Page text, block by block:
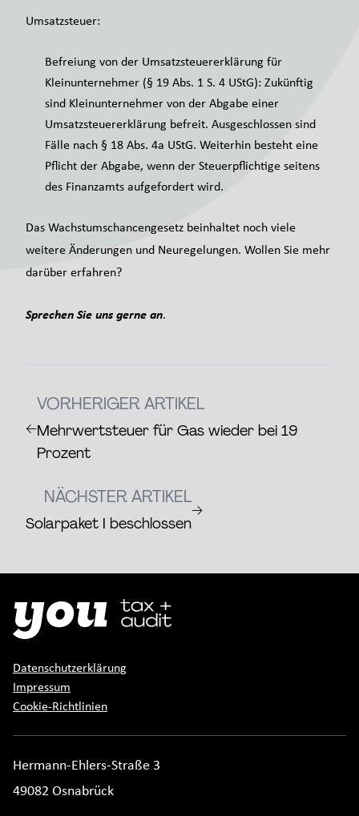
Umsatzsteuer:
Befreiung von der Umsatzsteuererklärung für
Kleinunternehmer (§ 19 Abs. 1 S. 4 UStG): Zukünftig
sind Kleinunternehmer von der Abgabe einer
Umsatzsteuererklärung befreit. Ausgeschlossen sind
Fälle nach § 18 Abs. 4a UStG. Weiterhin besteht eine
Pflicht der Abgabe, wenn der Steuerpflichtige seitens
des Finanzamts aufgefordert wird.
Das Wachstumschancengesetz beinhaltet noch viele
weitere Änderungen und Neuregelungen. Wollen Sie mehr
darüber erfahren?
Sprechen Sie uns gerne an.
←
VORHERIGER ARTIKEL
Mehrwertsteuer für Gas wieder bei 19
Prozent
NÄCHSTER ARTIKEL
Solarpaket I beschlossen
→
Datenschutzerklärung
Impressum
Cookie-Richtlinien
Hermann-Ehlers-Straße 3
49082 Osnabrück